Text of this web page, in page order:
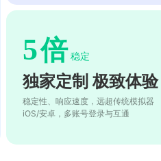
5倍 稳定
独家定制 极致体验
稳定性、响应速度，远超传统模拟器
iOS/安卓，多账号登录与互通